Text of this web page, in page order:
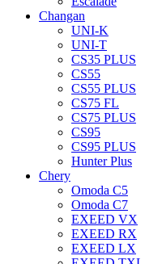
Changan
UNI-K
UNI-T
CS35 PLUS
CS55
CS55 PLUS
CS75 FL
CS75 PLUS
CS95
CS95 PLUS
Hunter Plus
Chery
Omoda C5
Omoda C7
EXEED VX
EXEED RX
EXEED LX